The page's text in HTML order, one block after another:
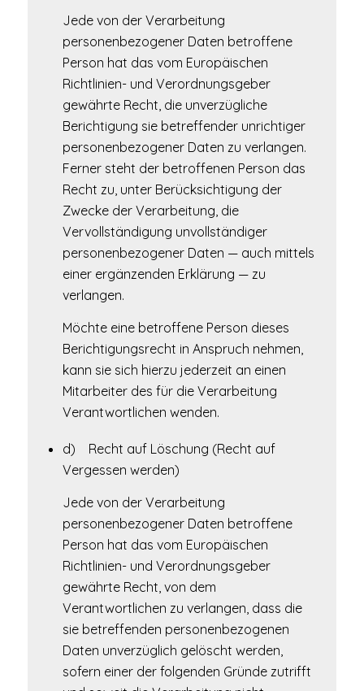
Jede von der Verarbeitung
personenbezogener Daten betroffene
Person hat das vom Europäischen
Richtlinien- und Verordnungsgeber
gewährte Recht, die unverzügliche
Berichtigung sie betreffender unrichtiger
personenbezogener Daten zu verlangen.
Ferner steht der betroffenen Person das
Recht zu, unter Berücksichtigung der
Zwecke der Verarbeitung, die
Vervollständigung unvollständiger
personenbezogener Daten — auch mittels
einer ergänzenden Erklärung — zu
verlangen.
Möchte eine betroffene Person dieses
Berichtigungsrecht in Anspruch nehmen,
kann sie sich hierzu jederzeit an einen
Mitarbeiter des für die Verarbeitung
Verantwortlichen wenden.
d) Recht auf Löschung (Recht auf
Vergessen werden)
Jede von der Verarbeitung
personenbezogener Daten betroffene
Person hat das vom Europäischen
Richtlinien- und Verordnungsgeber
gewährte Recht, von dem
Verantwortlichen zu verlangen, dass die
sie betreffenden personenbezogenen
Daten unverzüglich gelöscht werden,
sofern einer der folgenden Gründe zutrifft